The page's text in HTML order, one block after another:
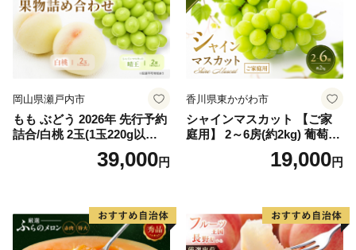
岡山県瀬戸内市
もも ぶどう 2026年 先行予約
詰合/白桃 2玉(1玉220g以
上)・シャインマスカット 晴
39,000円
香川県東かがわ市
シャインマスカット 【ご家
庭用】 2～6房(約2kg) 葡萄 ぶ
どう ブドウ フルーツ 果物 く
だもの 果実 旬の果物 旬のフ
19,000円